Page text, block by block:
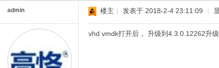
admin 楼主 | 发表于 2018-2-4 23:11:09 |
vhd vmdk打开后， 升级到4.3.0.12262升